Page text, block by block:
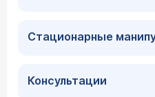
Стационарные
Консультации